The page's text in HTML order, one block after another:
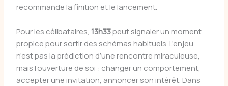
recommande la finition et le lancement.
Pour les célibataires, 13h33peut signaler un moment
propice pour sortir des schémas habituels. L’enjeu
n’est pas la prédiction d’une rencontre miraculeuse,
mais l’ouverture de soi : changer un comportement,
accepter une invitation, annoncer son intérêt. Dans